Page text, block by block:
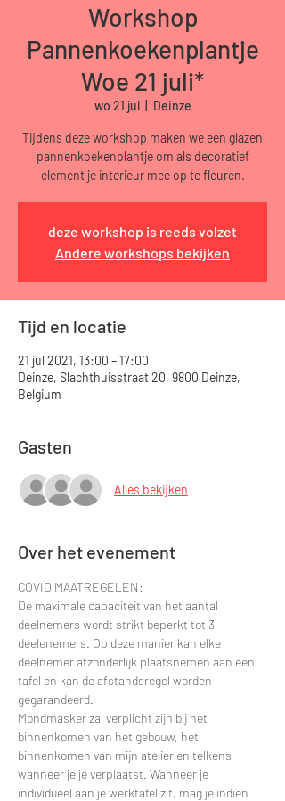
Workshop
Pannenkoekenplantje
Woe 21 juli*
wo 21 jul
  |
Deinze
Tijdens deze workshop maken we een glazen
pannenkoekenplantje om als decoratief
element je interieur mee op te fleuren.
deze workshop is reeds volzet
Andere workshops bekijken
Tijd en locatie
21 jul 2021, 13:00 – 17:00
Deinze, Slachthuisstraat 20, 9800 Deinze,
Belgium
Gasten
Alles bekijken
Over het evenement
COVID MAATREGELEN:
De maximale capaciteit van het aantal
deelnemers wordt strikt beperkt tot 3
deelenemers. Op deze manier kan elke
deelnemer afzonderlijk plaatsnemen aan een
tafel en kan de afstandsregel worden
gegarandeerd.
Mondmasker zal verplicht zijn bij het
binnenkomen van het gebouw, het
binnenkomen van mijn atelier en telkens
wanneer je je verplaatst. Wanneer je
individueel aan je werktafel zit, mag je indien